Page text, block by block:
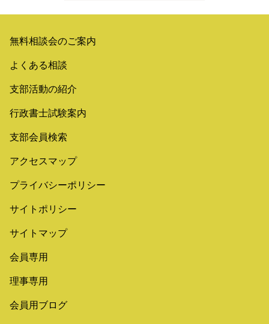
無料相談会のご案内
よくある相談
支部活動の紹介
行政書士試験案内
支部会員検索
アクセスマップ
プライバシーポリシー
サイトポリシー
サイトマップ
会員専用
理事専用
会員用ブログ